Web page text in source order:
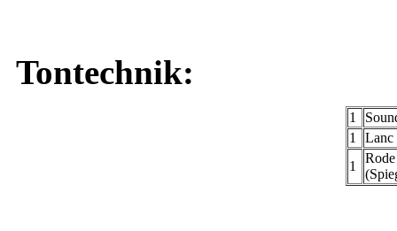
Tontechnik:
1
1
Lanc
1